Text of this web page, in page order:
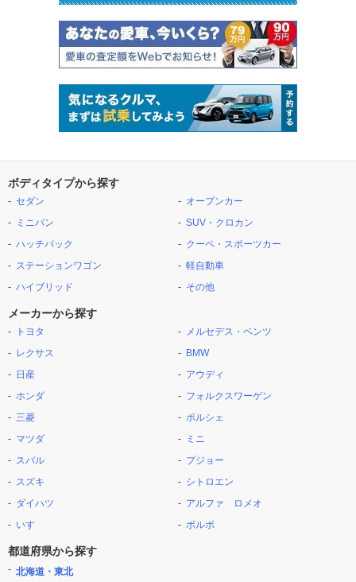
ボディタイプから探す
セダン
ミニバン
ハッチバック
ステーションワゴン
ハイブリッド
オープンカー
SUV・クロカン
クーペ・スポーツカー
軽自動車
その他
メーカーから探す
トヨタ
レクサス
日産
ホンダ
三菱
マツダ
スバル
スズキ
ダイハツ
いすゞ
メルセデス・ベンツ
BMW
アウディ
フォルクスワーゲン
ポルシェ
ミニ
プジョー
シトロエン
アルファ ロメオ
ボルボ
都道府県から探す
北海道・東北